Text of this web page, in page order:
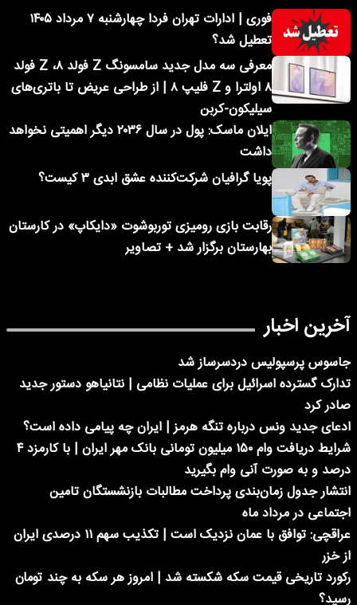
فوری | ادارات تهران فردا چهارشنبه ۷ مرداد ۱۴۰۵
تعطیل شد؟
معرفی سه مدل جدید سامسونگ Z فولد ۸، Z فولد
۸ اولترا و Z فلیپ ۸ | از طراحی عریض تا باتری‌های
سیلیکون-کربن
ایلان ماسک: پول در سال ۲۰۳۶ دیگر اهمیتی نخواهد
داشت
پویا گرافیان شرکت‌کننده عشق ابدی ۳ کیست؟
رقابت بازی رومیزی توربوشوت «دایکاپ» در کارستان
بهارستان برگزار شد + تصاویر
آخرین اخبار
جاسوس پرسپولیس دردسرساز شد
تدارک گسترده اسرائیل برای عملیات نظامی | نتانیاهو دستور جدید
صادر کرد
ادعای جدید ونس درباره تنگه هرمز | ایران چه پیامی داده است؟
شرایط دریافت وام ۱۵۰ میلیون تومانی بانک مهر ایران | با کارمزد ۴
درصد و به صورت آنی وام بگیرید
انتشار جدول زمان‌بندی پرداخت مطالبات بازنشستگان تامین
اجتماعی در مرداد ماه
عراقچی: توافق با عمان نزدیک است | تکذیب سهم ۱۱ درصدی ایران
از خزر
رکورد تاریخی قیمت سکه شکسته شد | امروز هر سکه به چند تومان
رسید؟